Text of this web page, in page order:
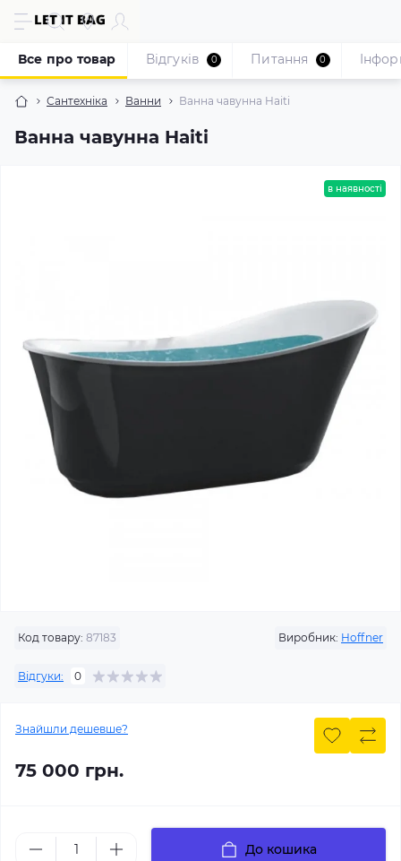
Сантехніка Ванни Ванна чавунна Haiti
Ванна чавунна Haiti
Все про товар Відгуків 0 Питання 0
в наявності
Код товару: 87183 Виробник: Hoffner
Відгуки: 0
Знайшли дешевше?
75 000 грн.
До кошика